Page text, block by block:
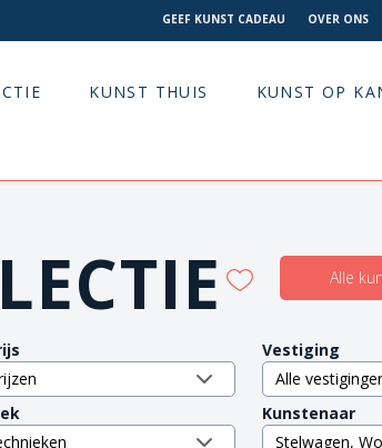
GEEF KUNST CADEAU OVER ONS
KUNST THUIS KUNST OP
Alle
Vestiging
Kunstenaar